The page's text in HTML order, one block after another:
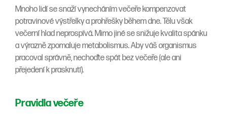
Mnoho lidí se snaží vynecháním večeře kompenzovat
potravinové výstřelky a prohřešky během dne. Tělu však
večerní hlad neprospívá. Mimo jiné se snižuje kvalita spánku
a výrazně zpomaluje metabolismus. Aby váš organismus
pracoval správně, nechoďte spát bez večeře (ale ani
přejedení k prasknutí).
Pravidla večeře